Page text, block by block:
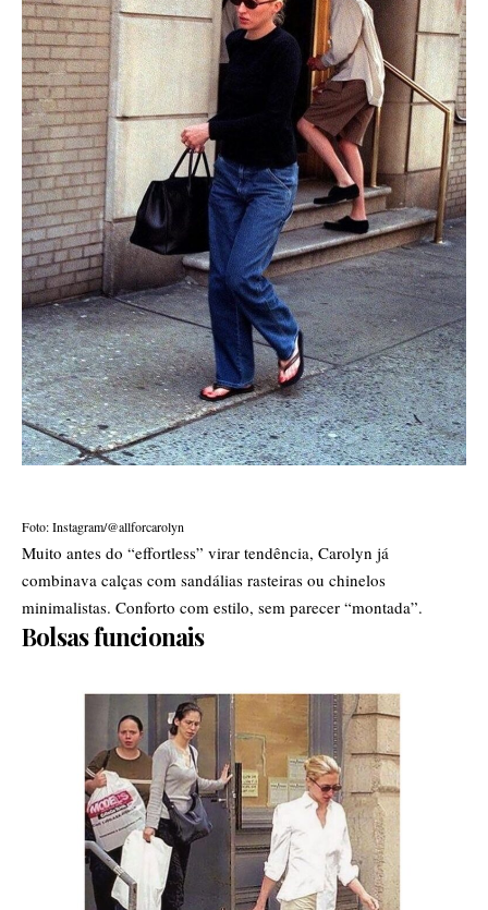
Foto: Instagram/@allforcarolyn
Muito antes do “effortless” virar tendência, Carolyn já
combinava calças com sandálias rasteiras ou chinelos
minimalistas. Conforto com estilo, sem parecer “montada”.
Bolsas funcionais